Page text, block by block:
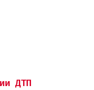
ДТП